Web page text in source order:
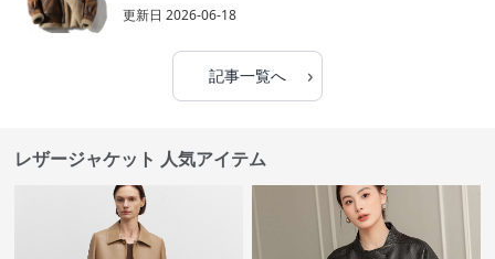
更新日2026-06-18
記事一覧へ ›
レザージャケット 人気アイテム